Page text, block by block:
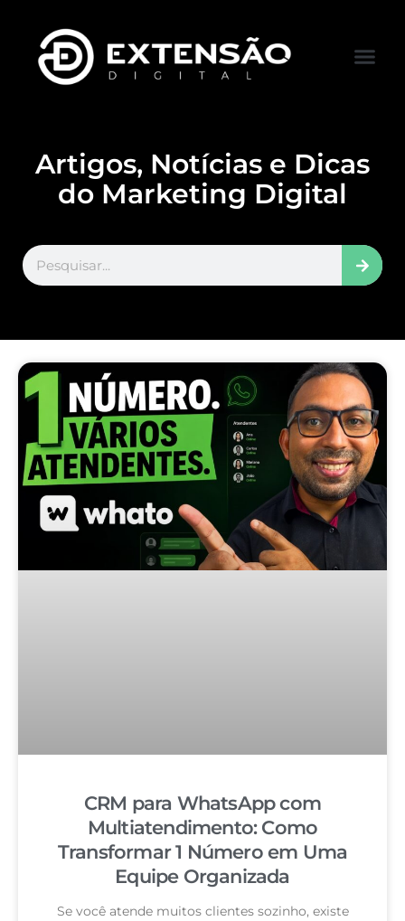
Artigos, Notícias e Dicas
do Marketing Digital
CRM para WhatsApp com
Multiatendimento: Como
Transformar 1 Número em Uma
Equipe Organizada
Se você atende muitos clientes sozinho, existe